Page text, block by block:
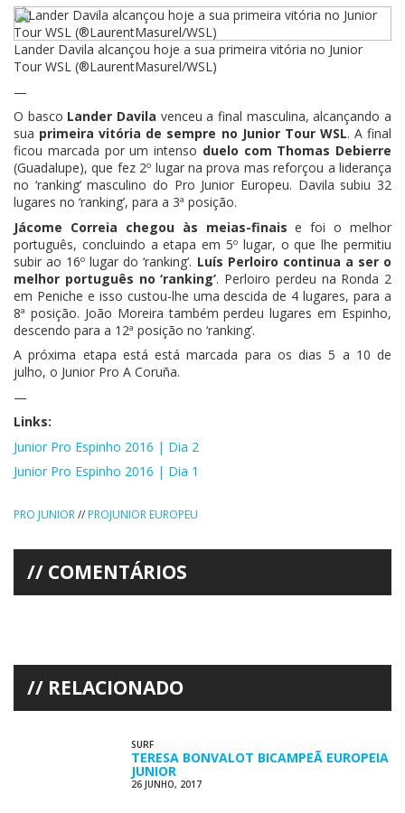
Lander Davila alcançou hoje a sua primeira vitória no Junior
Tour WSL (®LaurentMasurel/WSL)
—
O basco Lander Davila venceu a final masculina, alcançando a
sua primeira vitória de sempre no Junior Tour WSL. A final
ficou marcada por um intenso duelo com Thomas Debierre
(Guadalupe), que fez 2º lugar na prova mas reforçou a liderança
no ‘ranking’ masculino do Pro Junior Europeu. Davila subiu 32
lugares no ‘ranking’, para a 3ª posição.
Jácome Correia chegou às meias-finais e foi o melhor
português, concluindo a etapa em 5º lugar, o que lhe permitiu
subir ao 16º lugar do ‘ranking’. Luís Perloiro continua a ser o
melhor português no ‘ranking’. Perloiro perdeu na Ronda 2
em Peniche e isso custou-lhe uma descida de 4 lugares, para a
8ª posição. João Moreira também perdeu lugares em Espinho,
descendo para a 12ª posição no ‘ranking’.
A próxima etapa está está marcada para os dias 5 a 10 de
julho, o Junior Pro A Coruña.
—
Links:
Junior Pro Espinho 2016 | Dia 2
Junior Pro Espinho 2016 | Dia 1
PRO JUNIOR//PROJUNIOR EUROPEU
COMENTÁRIOS
RELACIONADO
SURF
TERESA BONVALOT BICAMPEÃ EUROPEIA
JUNIOR
26 JUNHO, 2017